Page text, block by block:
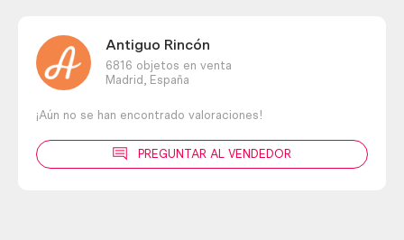
Antiguo Rincón
6816 objetos en venta
Madrid,
España
¡Aún no se han encontrado valoraciones!
PREGUNTAR AL VENDEDOR